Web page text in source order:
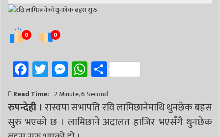
# पाल्पा # प्रतिनिधि सभा
0 0
Facebook
Twitter
Messenger
WhatsApp
Share
Read Time: 2 Minute, 6 Second
रुपन्देही । रास्वपा सभापति रवि लामिछानेमाथि थुनछेक बहस
सुरु भएको छ । लामिछाने अदालत हाजिर भएसँगै थुनछेक